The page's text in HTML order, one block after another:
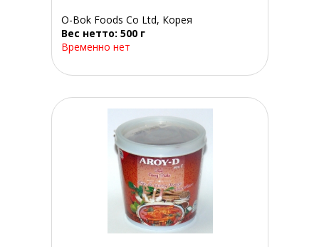
O-Bok Foods Co Ltd, Корея
Вес нетто: 500 г
Временно нет